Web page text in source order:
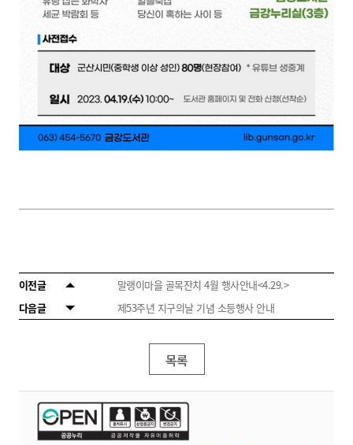
이전글
말랭이마을 골목잔치 4월 행사안내<4.29.>
다음글
제53주년 지구의날 기념 소등행사 안내
목록